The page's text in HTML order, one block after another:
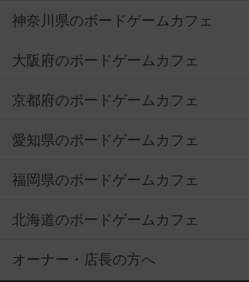
神奈川県のボードゲームカフェ
大阪府のボードゲームカフェ
京都府のボードゲームカフェ
愛知県のボードゲームカフェ
福岡県のボードゲームカフェ
北海道のボードゲームカフェ
オーナー・店長の方へ